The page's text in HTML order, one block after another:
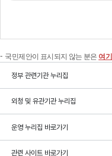
국민제안이 표시되지 않는 분은 여기
정부 관련기관 누리집
외청 및 유관기관 누리집
운영 누리집 바로가기
관련 사이트 바로가기